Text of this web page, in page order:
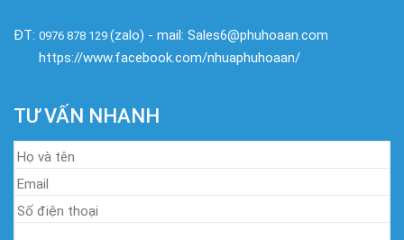
ĐT: 0976 878 129 (zalo) - mail: Sales6@phuhoaan.com
https://www.facebook.com/nhuaphuhoaan/
TƯ VẤN NHANH